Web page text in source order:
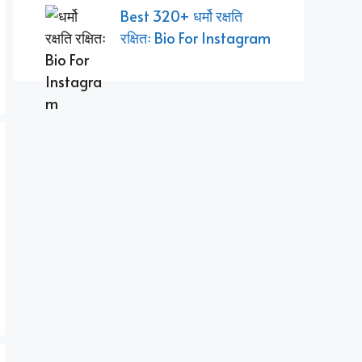
Best 320+ धर्मो रक्षति
रक्षितः Bio For Instagram